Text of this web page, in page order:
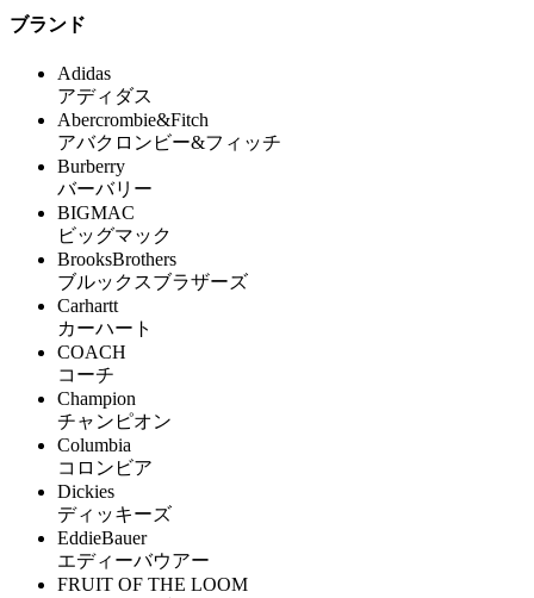
ブランド
Adidas
アディダス
Abercrombie&Fitch
アバクロンビー&フィッチ
Burberry
バーバリー
BIGMAC
ビッグマック
BrooksBrothers
ブルックスブラザーズ
Carhartt
カーハート
COACH
コーチ
Champion
チャンピオン
Columbia
コロンビア
Dickies
ディッキーズ
EddieBauer
エディーバウアー
FRUIT OF THE LOOM